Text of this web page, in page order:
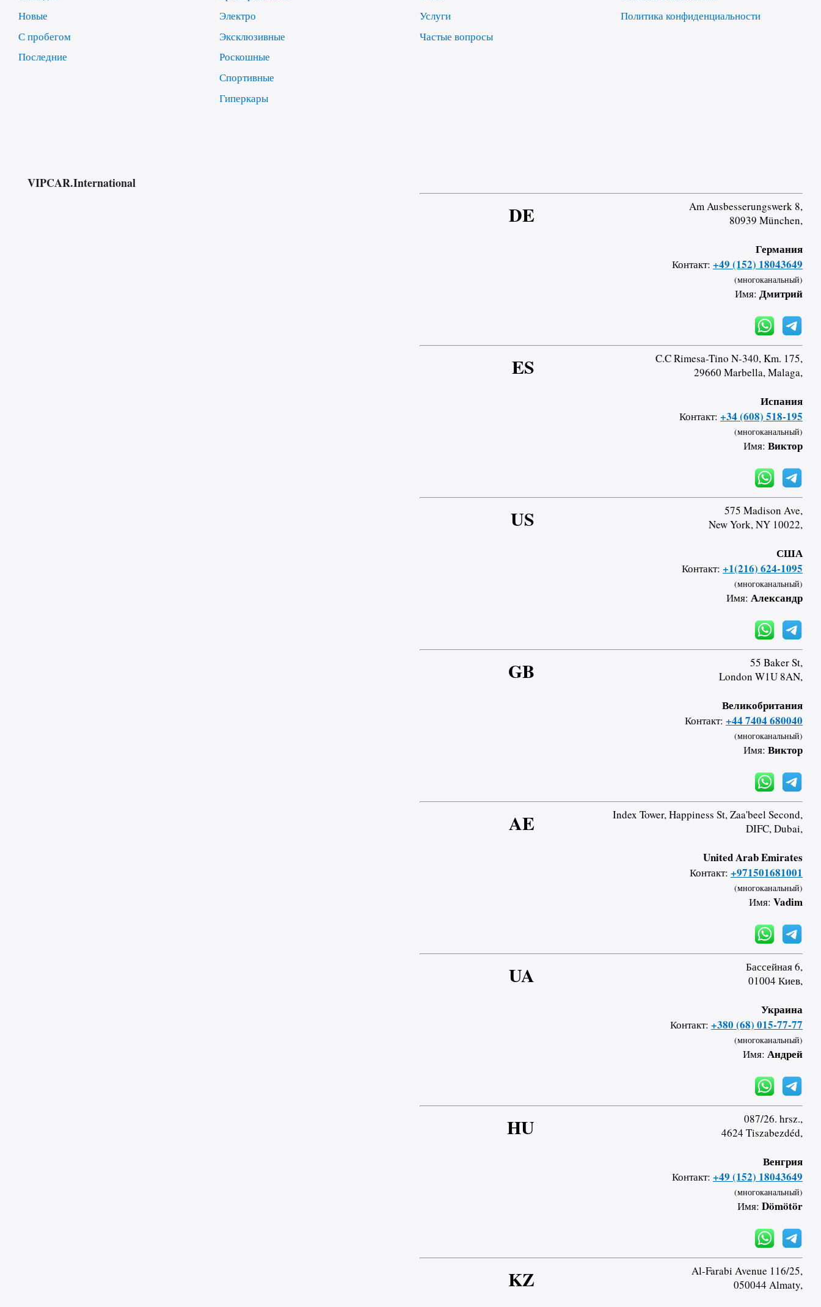
Новые
С пробегом
Последние
Электро
Эксклюзивные
Роскошные
Спортивные
Гиперкары
Услуги
Частые вопросы
Политика конфиденциальности
VIPCAR.International
DE
Am Ausbesserungswerk 8,
80939 München,
Германия
Контакт: +49 (152) 18043649
(многоканальный)
Имя: Дмитрий
ES
C.C Rimesa-Tino N-340, Km. 175,
29660 Marbella, Malaga,
Испания
Контакт: +34 (608) 518-195
(многоканальный)
Имя: Виктор
US
575 Madison Ave,
New York, NY 10022,
США
Контакт: +1(216) 624-1095
(многоканальный)
Имя: Александр
GB
55 Baker St,
London W1U 8AN,
Великобритания
Контакт: +44 7404 680040
(многоканальный)
Имя: Виктор
AE
Index Tower, Happiness St, Zaa'beel Second,
DIFC, Dubai,
United Arab Emirates
Контакт: +971501681001
(многоканальный)
Имя: Vadim
UA
Бассейная 6,
01004 Киев,
Украина
Контакт: +380 (68) 015-77-77
(многоканальный)
Имя: Андрей
HU
087/26. hrsz.,
4624 Tiszabezdéd,
Венгрия
Контакт: +49 (152) 18043649
(многоканальный)
Имя: Dömötör
KZ
Al-Farabi Avenue 116/25,
050044 Almaty,